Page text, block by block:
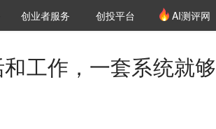
介
创投氪堂
创业者服务 创投平台 AI测评网
工作，一套系统就够